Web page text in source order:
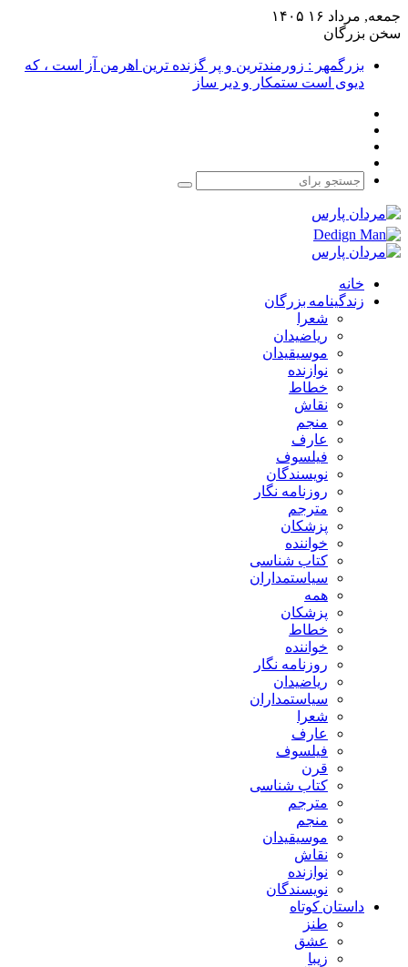
جمعه, مرداد ۱۶ ۱۴۰۵
سخن بزرگان
بزرگمهر : زورمندترین و پر گزنده ترین اهرمن آز است ، که
دیوی است ستمکار و دیر ساز
جستجو
خانه
زندگینامه بزرگان
شعرا
ریاضیدان
موسیقیدان
نوازنده
خطاط
نقاش
منجم
عارف
فیلسوف
نویسندگان
روزنامه نگار
مترجم
پزشکان
خواننده
کتاب شناسی
سیاستمداران
همه
پزشکان
خطاط
خواننده
روزنامه نگار
ریاضیدان
سیاستمداران
شعرا
عارف
فیلسوف
قرن
کتاب شناسی
مترجم
منجم
موسیقیدان
نقاش
نوازنده
نویسندگان
داستان کوتاه
طنز
عشق
زیبا